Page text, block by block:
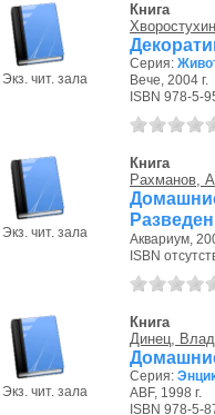
Экз. чит. зала
Книга
Серия:
Вече, 2004 г.
ISBN 978-5-
Экз. чит. зала
Книга
Рахманов,
Аквариум,
ISBN
Экз. чит. зала
Книга
Динец,
Серия:
ABF, 1998 г.
ISBN 978-5-